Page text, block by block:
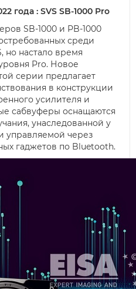
года : SVS SB-1000 Pro
SB-1000 и PB-1000
среди
но настало время
Pro. Новое
серии предлагает
в конструкции
усилителя и
сабвуферы оснащаются
унаследованной у
управляемой через
гаджетов по Bluetooth.